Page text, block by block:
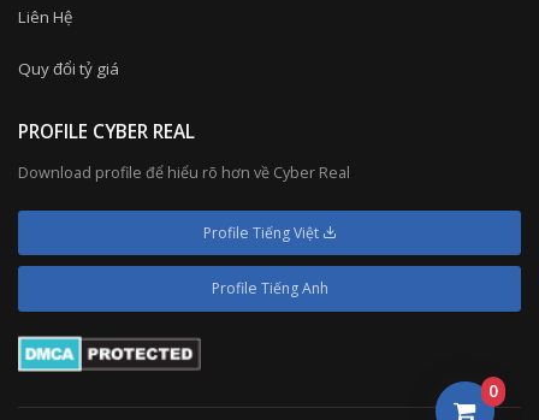
Liên Hệ
Quy đổi tỷ giá
PROFILE CYBER REAL
Download profile để hiểu rõ hơn về Cyber Real
Profile Tiếng Việt
Profile Tiếng Anh
0